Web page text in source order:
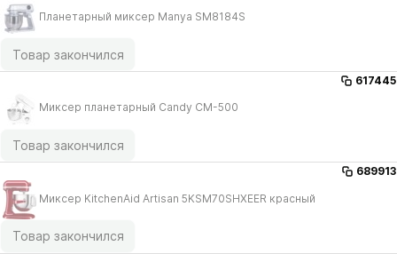
Планетарный миксер Manya SM8184S
Товар закончился
617445
Миксер планетарный Candy CM-500
Товар закончился
689913
Миксер KitchenAid Artisan 5KSM70SHXEER красный
Товар закончился